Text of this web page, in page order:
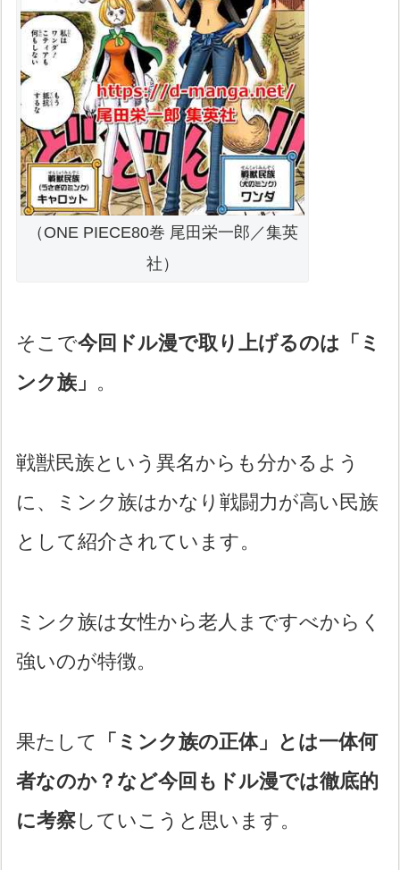
（ONE PIECE80巻 尾田栄一郎／集英
社）
そこで今回ドル漫で取り上げるのは「ミ
ンク族」 。
戦獣民族という異名からも分かるよう
に、ミンク族はかなり戦闘力が高い民族
として紹介されています。
ミンク族は女性から老人まですべからく
強いのが特徴。
果たして
「ミンク族の正体」とは一体何
者なのか？など今回もドル漫では徹底的
に考察していこうと思います。